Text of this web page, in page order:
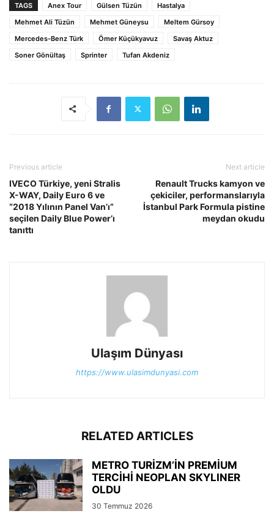
TAGS Anex Tour Gülsen Tüzün
Hastalya
Mehmet Ali Tüzün
Mehmet Güneysu
Meltem Gürsoy
Mercedes-Benz Türk
Ömer Küçükyavuz
Savaş Aktuz
Soner Gönültaş
Sprinter Tufan Akdeniz
Previous article
IVECO Türkiye, yeni Stralis
X-WAY, Daily Euro 6 ve
“2018 Yılının Panel Van’ı”
seçilen Daily Blue Power’ı
tanıttı
Next article
Renault Trucks kamyon ve
çekiciler, performanslarıyla
İstanbul Park Formula pistine
meydan okudu
Ulaşım Dünyası
https://www.ulasimdunyasi.com
RELATED ARTICLES
METRO TURİZM’İN PREMİUM
TERCİHİ NEOPLAN SKYLINER
OLDU
30 Temmuz 2026